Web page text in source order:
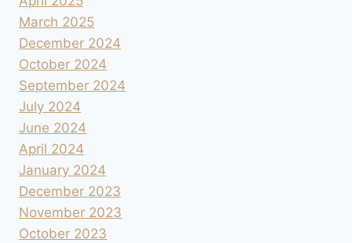
March 2025
December 2024
October 2024
September 2024
July 2024
June 2024
April 2024
January 2024
December 2023
November 2023
October 2023